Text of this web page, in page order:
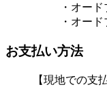
・オー
・オー
お支払い方法
【現地での支